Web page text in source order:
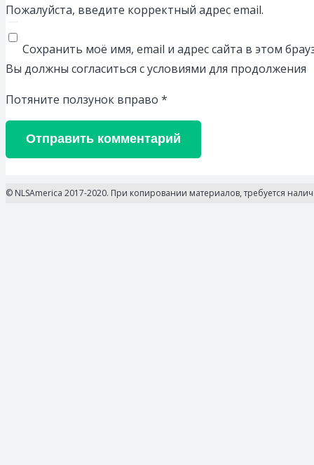
Пожалуйста, введите корректный адрес email.
Сохранить моё имя, email и адрес сайта в этом
Вы должны согласиться с условиями для продолжения
Потяните ползунок вправо *
Отправить комментарий
© NLSAmerica 2017-2020. При копировании материалов, требуется